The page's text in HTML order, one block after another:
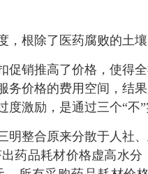
根除了医药腐败的土壤
推高了价格，使得
价格的费用空间，结
激励，是通过三个“不”
整合原来分散于人社
药品耗材价格虚高水